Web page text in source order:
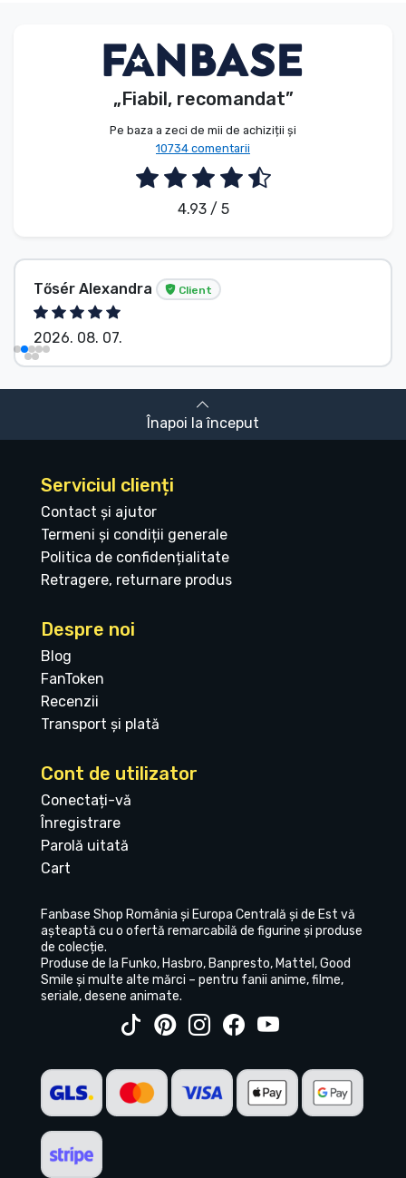
„Fiabil, recomandat”
Pe baza a zeci de mii de achiziții și
10734 comentarii
4.93 / 5
Tősér Alexandra Client
2026. 08. 07.
Înapoi la început
Serviciul clienți
Contact și ajutor
Termeni și condiții generale
Politica de confidențialitate
Retragere, returnare produs
Despre noi
Blog
FanToken
Recenzii
Transport și plată
Cont de utilizator
Conectați-vă
Înregistrare
Parolă uitată
Cart
Fanbase Shop România și Europa Centrală și de Est vă
așteaptă cu o ofertă remarcabilă de figurine și produse
de colecție.
Produse de la Funko, Hasbro, Banpresto, Mattel, Good
Smile și multe alte mărci – pentru fanii anime, filme,
seriale, desene animate.